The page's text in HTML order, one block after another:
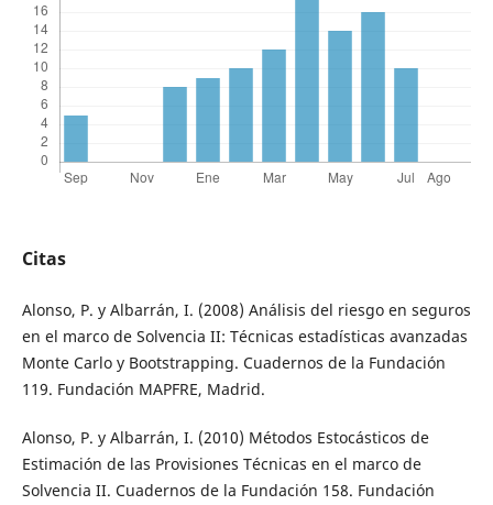
Citas
Alonso, P. y Albarrán, I. (2008) Análisis del riesgo en seguros
en el marco de Solvencia II: Técnicas estadísticas avanzadas
Monte Carlo y Bootstrapping. Cuadernos de la Fundación
119. Fundación MAPFRE, Madrid.
Alonso, P. y Albarrán, I. (2010) Métodos Estocásticos de
Estimación de las Provisiones Técnicas en el marco de
Solvencia II. Cuadernos de la Fundación 158. Fundación